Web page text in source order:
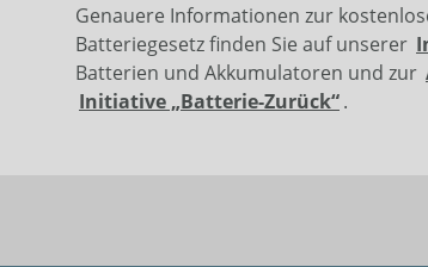
Genauere Informationen zur
Batteriegesetz finden Sie auf unserer
Batterien und Akkumulatoren und zur
Initiative „Batterie-Zurück“.